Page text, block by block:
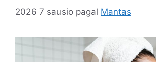
2026 7 sausio pagal Mantas